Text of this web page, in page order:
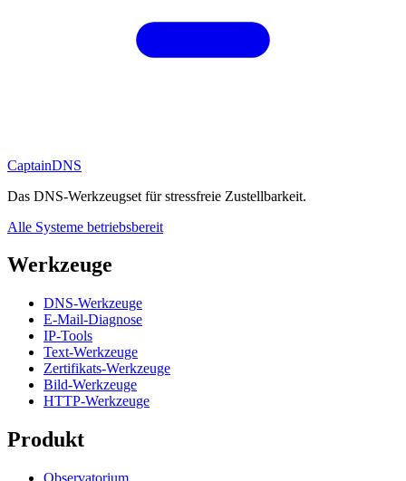
CaptainDNS
Das DNS-Werkzeugset für stressfreie Zustellbarkeit.
Alle Systeme betriebsbereit
Werkzeuge
DNS-Werkzeuge
E-Mail-Diagnose
IP-Tools
Text-Werkzeuge
Zertifikats-Werkzeuge
Bild-Werkzeuge
HTTP-Werkzeuge
Produkt